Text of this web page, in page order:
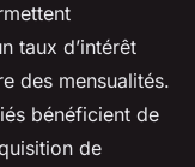
taux d’intérêt
des mensualités.
bénéficient de
de